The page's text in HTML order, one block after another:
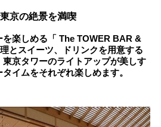
京の絶景を満喫
を楽しめる 「 The TOWER BAR &
とスイーツ、ドリンクを用意する
京タワーのライトアップが美しす
タイムをそれぞれ楽しめます。